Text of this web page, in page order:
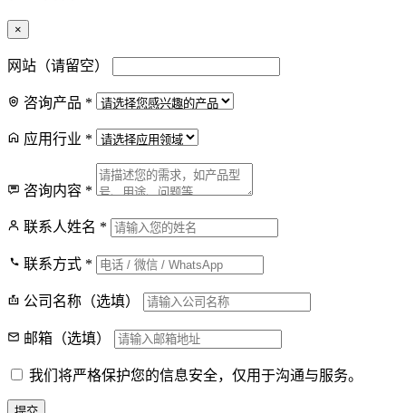
×
网站（请留空）
咨询产品 *
应用行业 *
咨询内容 *
联系人姓名 *
联系方式 *
公司名称（选填）
邮箱（选填）
我们将严格保护您的信息安全，仅用于沟通与服务。